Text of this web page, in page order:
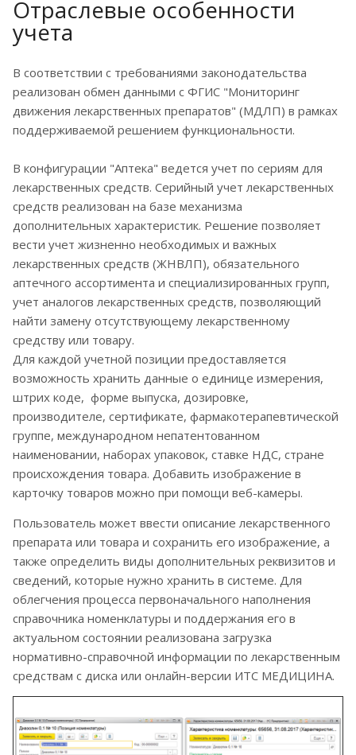
Отраслевые особенности
учета
В соответствии с требованиями законодательства
реализован обмен данными с ФГИС "Мониторинг
движения лекарственных препаратов" (МДЛП) в рамках
поддерживаемой решением функциональности.
В конфигурации "Аптека" ведется учет по сериям для
лекарственных средств. Серийный учет лекарственных
средств реализован на базе механизма
дополнительных характеристик. Решение позволяет
вести учет жизненно необходимых и важных
лекарственных средств (ЖНВЛП), обязательного
аптечного ассортимента и специализированных групп,
учет аналогов лекарственных средств, позволяющий
найти замену отсутствующему лекарственному
средству или товару.
Для каждой учетной позиции предоставляется
возможность хранить данные о единице измерения,
штрих коде, форме выпуска, дозировке,
производителе, сертификате, фармакотерапевтической
группе, международном непатентованном
наименовании, наборах упаковок, ставке НДС, стране
происхождения товара. Добавить изображение в
карточку товаров можно при помощи веб-камеры.
Пользователь может ввести описание лекарственного
препарата или товара и сохранить его изображение, а
также определить виды дополнительных реквизитов и
сведений, которые нужно хранить в системе. Для
облегчения процесса первоначального наполнения
справочника номенклатуры и поддержания его в
актуальном состоянии реализована загрузка
нормативно-справочной информации по лекарственным
средствам с диска или онлайн-версии ИТС МЕДИЦИНА.